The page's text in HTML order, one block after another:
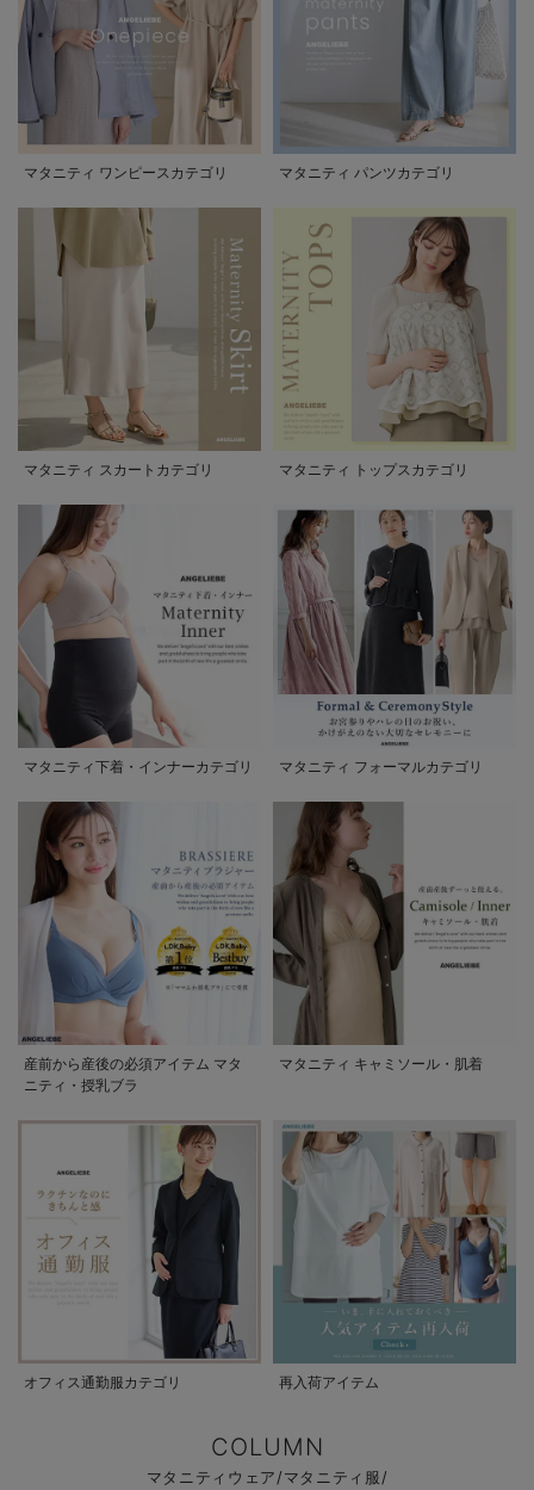
マタニティ ワンピースカテゴリ マタニティ パンツカテゴリ
マタニティ スカートカテゴリ マタニティ トップスカテゴリ
マタニティ下着・インナーカテゴリ マタニティ フォーマルカテゴリ
産前から産後の必須アイテム マタ
ニティ・授乳ブラ
マタニティ キャミソール・肌着
オフィス通勤服カテゴリ 再入荷アイテム
COLUMN
マタニティウェア/マタニティ服/